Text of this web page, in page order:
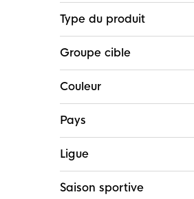
Type du produit
Groupe cible
Couleur
Pays
Ligue
Saison sportive